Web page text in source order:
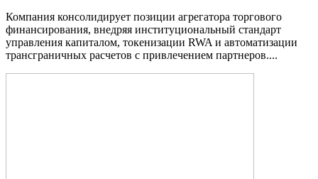
Компания консолидирует позиции агрегатора торгового
финансирования, внедряя институциональный стандарт
управления капиталом, токенизации RWA и автоматизации
трансграничных расчетов с привлечением партнеров....